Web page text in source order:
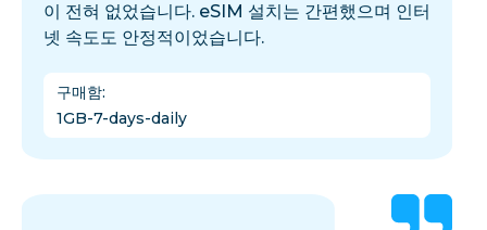
이 전혀 없었습니다. eSIM 설치는 간편했으며 인터
넷 속도도 안정적이었습니다.
구매함:
1GB-7-days-daily